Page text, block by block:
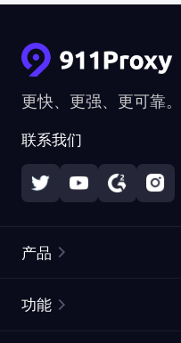
更快、更强、更可靠。
联系我们
产品
功能